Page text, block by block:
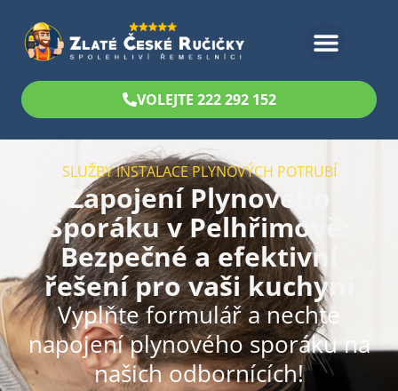
VOLEJTE 222 292 152
SLUŽBY INSTALACE PLYNOVÝCH POTRUBÍ
Zapojení Plynového
Sporáku v Pelhřimově:
Bezpečné a efektivní
řešení pro vaši kuchyni
Vyplňte formulář a nechte
napojení plynového sporáku na
našich odbornících!